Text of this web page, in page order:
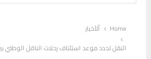
Home
ألأخبار
النقل تحدد موعد استئناف رحلات الناقل الوطني